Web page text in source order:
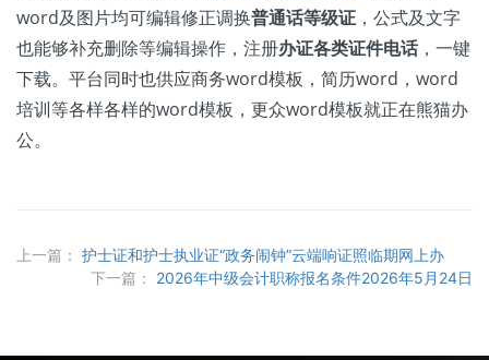
word及图片均可编辑修正调换普通话等级证 ，公式及文字
也能够补充删除等编辑操作，注册办证各类证件电话，一键
下载。平台同时也供应商务word模板，简历word，word
培训等各样各样的word模板，更众word模板就正在熊猫办
公。
上一篇： 护士证和护士执业证“政务闹钟”云端响证照临期网上办
下一篇：
2026年中级会计职称报名条件2026年5月24日